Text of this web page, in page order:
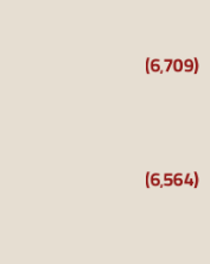
(6٬709)
(6٬564)